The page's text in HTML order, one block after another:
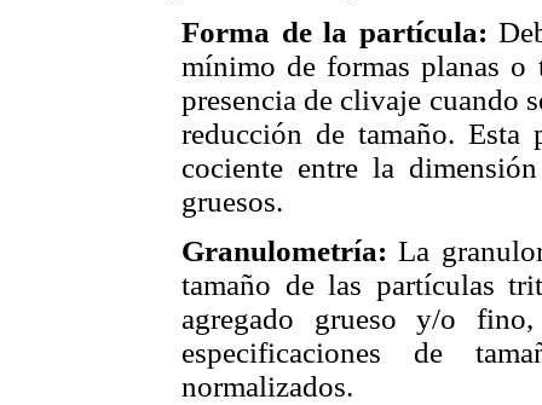
Forma de la partícula:
mínimo de formas planas o
presencia de clivaje cuando
reducción de tamaño. Esta
cociente entre la
gruesos.
Granulometría: La
tamaño de las partículas
agregado grueso y/o
especificaciones de
normalizados.